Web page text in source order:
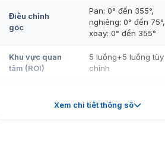
Điều chỉnh
góc
Pan: 0° đến 355°,
nghiêng: 0° đến 75°,
xoay: 0° đến 355°
Khu vực quan
tâm (ROI)
5 luồng+5 luồng tùy
chỉnh
Xem chi tiết thông số